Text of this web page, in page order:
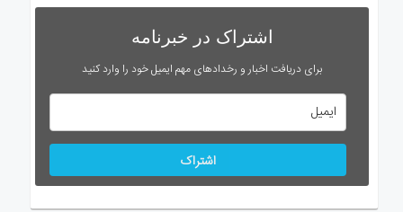
اشتراک در خبرنامه
برای دریافت اخبار و رخدادهای مهم ایمیل خود را وارد کنید
اشتراک